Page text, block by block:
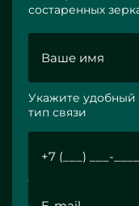
состаренных
Укажите удобный
тип связи